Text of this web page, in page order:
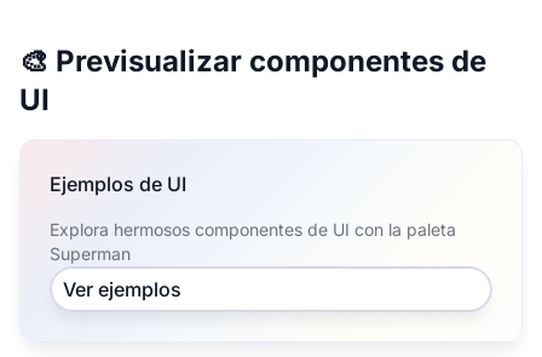
🎨 Previsualizar componentes de
UI
Ejemplos de UI
Explora hermosos componentes de UI con la paleta
Superman
Ver ejemplos